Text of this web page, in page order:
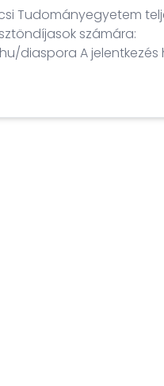
Tudományegyetem
számára:
határideje: 2025.
hu_HU/